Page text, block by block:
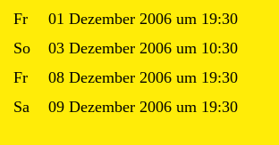
Fr
01 Dezember 2006 um 19:30
So
03 Dezember 2006 um 10:30
Fr
08 Dezember 2006 um 19:30
Sa
09 Dezember 2006 um 19:30